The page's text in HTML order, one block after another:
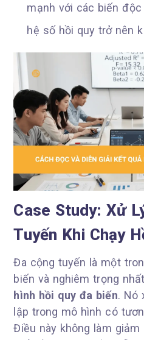
mạnh với các biến
hệ số hồi quy trở nên
Case Study: Xử
Tuyến Khi Chạy
Đa cộng tuyến là một
biến và nghiêm trọng
hình hồi quy đa biến. Nó
lập trong mô hình có
Điều này không làm